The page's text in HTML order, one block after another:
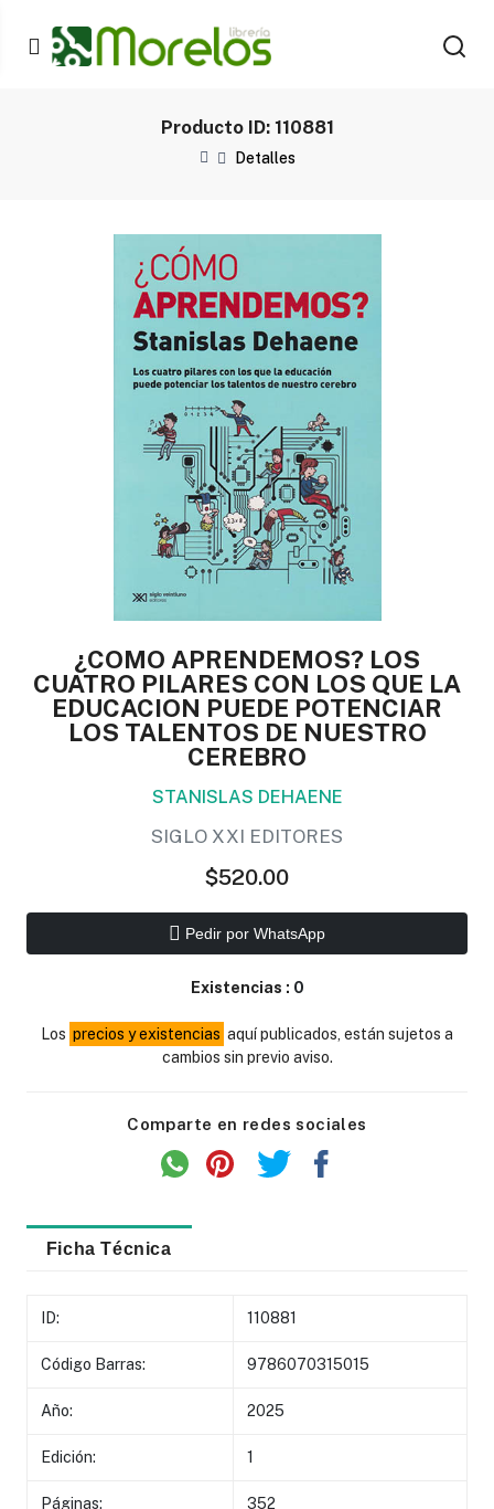
Producto ID: 110881
Detalles
¿COMO APRENDEMOS? LOS
CUATRO PILARES CON LOS QUE LA
EDUCACION PUEDE POTENCIAR
LOS TALENTOS DE NUESTRO
CEREBRO
STANISLAS DEHAENE
SIGLO XXI EDITORES
$520.00
Pedir por WhatsApp
Existencias : 0
Los precios y existencias aquí publicados, están sujetos a
cambios sin previo aviso.
Comparte en redes sociales
Ficha Técnica
ID: 110881
Código Barras: 9786070315015
Año: 2025
Edición: 1
Páginas: 352